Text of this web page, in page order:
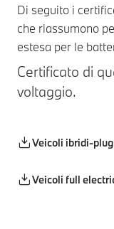
Di seguito i
che riassumono
estesa per le
Certificato di
voltaggio.
Veicoli ibridi-
Veicoli full